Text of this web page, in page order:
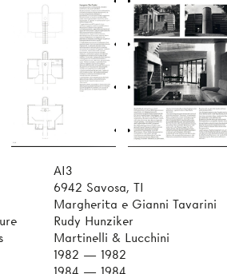
AI3
6942 Savosa, TI
Margherita e Gianni Tavarini
Rudy Hunziker
Martinelli & Lucchini
1982 — 1982